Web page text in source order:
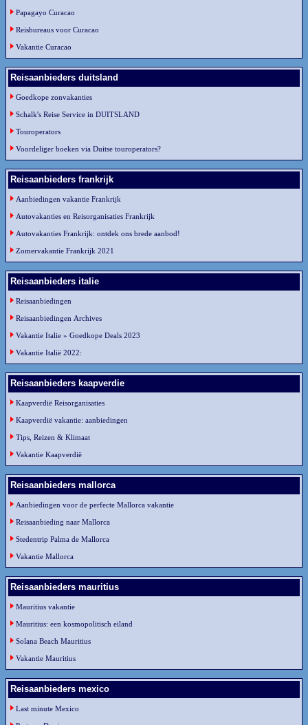
Papagayo Curacao
Reisbureaus voor Curacao
Vakantie Curacao
Reisaanbieders duitsland
Goedkope zonvakanties
Schalk's Reise Service in DUITSLAND
Touroperators
Voordeliger boeken via Duitse touroperators?
Reisaanbieders frankrijk
Aanbiedingen vakantie Frankrijk
Autovakanties en Reisorganisaties Frankrijk
Autovakanties Frankrijk: ontdek ons brede aanbod!
Zomervakantie Frankrijk 2021
Reisaanbieders italie
Reisaanbiedingen
Reisaanbiedingen Archives
Vakantie Italie » Goedkope Deals 2023
Vakantie Italië 2022:
Reisaanbieders kaapverdie
Kaapverdië Reisorganisaties
Kaapverdië vakantie: aanbiedingen
Tips, Reizen & Klimaat
Vakantie Kaapverdië
Reisaanbieders mallorca
Aanbiedingen voor de perfecte Mallorca vakantie
Reisaanbieding naar Mallorca
Stedentrip Palma de Mallorca
Vakantie Mallorca
Reisaanbieders mauritius
Mauritius vakantie
Mauritius: een kosmopolitisch eiland
Solana Beach Mauritius
Vakantie Mauritius
Reisaanbieders mexico
Last minute Mexico